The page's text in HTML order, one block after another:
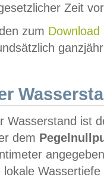
Zeit
zum Download
Wasserstand ist
dem
lokale